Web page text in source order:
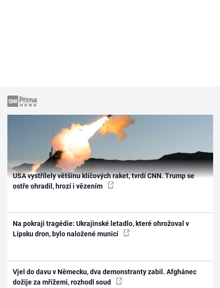
USA vystřílely většinu klíčových raket, tvrdí CNN. Trump se
ostře ohradil, hrozí i vězením
Na pokraji tragédie: Ukrajinské letadlo, které ohrožoval v
Lipsku dron, bylo naložené municí
Vjel do davu v Německu, dva demonstranty zabil. Afghánec
dožije za mřížemi, rozhodl soud